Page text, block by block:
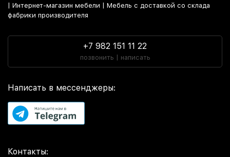
| Интернет-магазин мебели | Мебель с доставкой со склада
фабрики производителя
+7 982 151 11 22
позвонить | написать
Написать в мессенджеры:
Контакты: